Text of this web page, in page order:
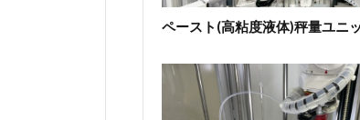
ペースト(高粘度液体)秤量ユニ